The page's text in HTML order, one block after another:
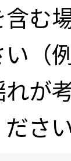
む
い（
が
ださ